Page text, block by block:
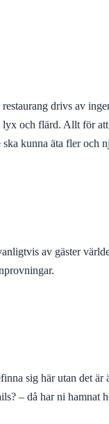
drivs av
och flärd. Allt för
kunna äta fler och
av gäster
sig här utan det
– då har ni hamnat